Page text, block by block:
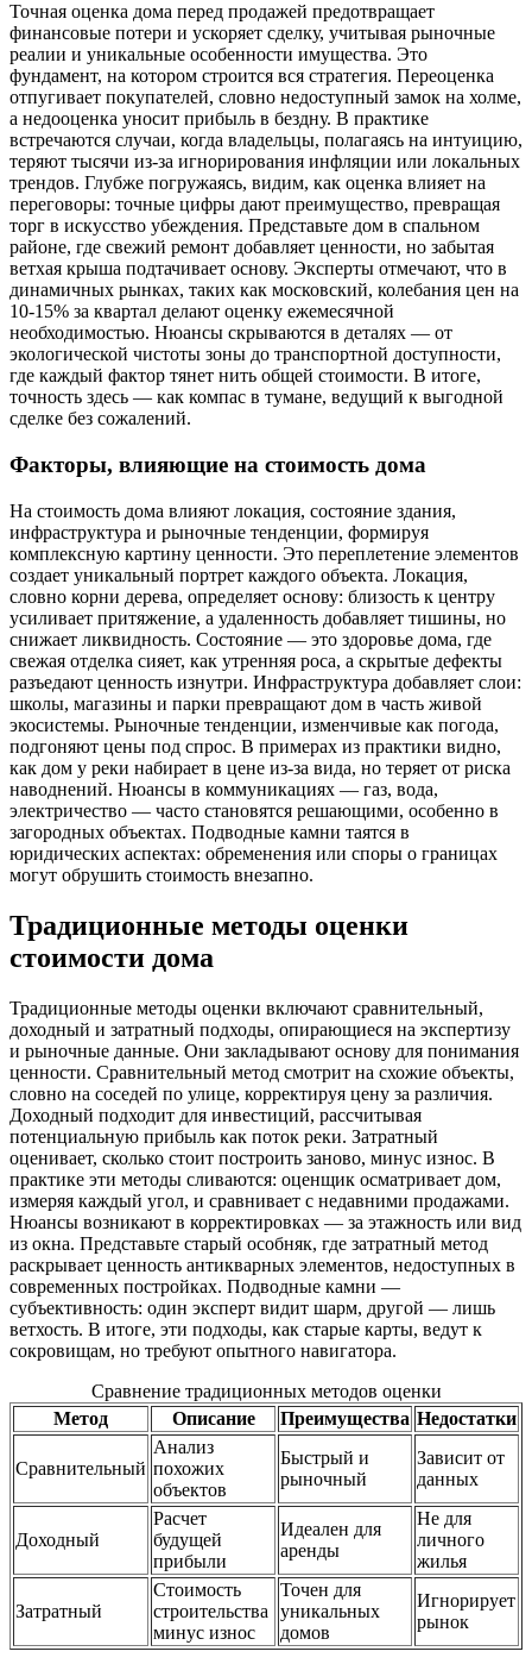
Точная оценка дома перед продажей предотвращает
финансовые потери и ускоряет сделку, учитывая рыночные
реалии и уникальные особенности имущества. Это
фундамент, на котором строится вся стратегия. Переоценка
отпугивает покупателей, словно недоступный замок на холме,
а недооценка уносит прибыль в бездну. В практике
встречаются случаи, когда владельцы, полагаясь на интуицию,
теряют тысячи из-за игнорирования инфляции или локальных
трендов. Глубже погружаясь, видим, как оценка влияет на
переговоры: точные цифры дают преимущество, превращая
торг в искусство убеждения. Представьте дом в спальном
районе, где свежий ремонт добавляет ценности, но забытая
ветхая крыша подтачивает основу. Эксперты отмечают, что в
динамичных рынках, таких как московский, колебания цен на
10-15% за квартал делают оценку ежемесячной
необходимостью. Нюансы скрываются в деталях — от
экологической чистоты зоны до транспортной доступности,
где каждый фактор тянет нить общей стоимости. В итоге,
точность здесь — как компас в тумане, ведущий к выгодной
сделке без сожалений.
Факторы, влияющие на стоимость дома
На стоимость дома влияют локация, состояние здания,
инфраструктура и рыночные тенденции, формируя
комплексную картину ценности. Это переплетение элементов
создает уникальный портрет каждого объекта. Локация,
словно корни дерева, определяет основу: близость к центру
усиливает притяжение, а удаленность добавляет тишины, но
снижает ликвидность. Состояние — это здоровье дома, где
свежая отделка сияет, как утренняя роса, а скрытые дефекты
разъедают ценность изнутри. Инфраструктура добавляет слои:
школы, магазины и парки превращают дом в часть живой
экосистемы. Рыночные тенденции, изменчивые как погода,
подгоняют цены под спрос. В примерах из практики видно,
как дом у реки набирает в цене из-за вида, но теряет от риска
наводнений. Нюансы в коммуникациях — газ, вода,
электричество — часто становятся решающими, особенно в
загородных объектах. Подводные камни таятся в
юридических аспектах: обременения или споры о границах
могут обрушить стоимость внезапно.
Традиционные методы оценки
стоимости дома
Традиционные методы оценки включают сравнительный,
доходный и затратный подходы, опирающиеся на экспертизу
и рыночные данные. Они закладывают основу для понимания
ценности. Сравнительный метод смотрит на схожие объекты,
словно на соседей по улице, корректируя цену за различия.
Доходный подходит для инвестиций, рассчитывая
потенциальную прибыль как поток реки. Затратный
оценивает, сколько стоит построить заново, минус износ. В
практике эти методы сливаются: оценщик осматривает дом,
измеряя каждый угол, и сравнивает с недавними продажами.
Нюансы возникают в корректировках — за этажность или вид
из окна. Представьте старый особняк, где затратный метод
раскрывает ценность антикварных элементов, недоступных в
современных постройках. Подводные камни —
субъективность: один эксперт видит шарм, другой — лишь
ветхость. В итоге, эти подходы, как старые карты, ведут к
сокровищам, но требуют опытного навигатора.
Сравнение традиционных методов оценки
Метод
Описание Преимущества Недостатки
Сравнительный
Анализ
похожих
объектов
Быстрый и
рыночный
Зависит от
данных
Доходный
Расчет
будущей
прибыли
Идеален для
аренды
Не для
личного
жилья
Затратный
Стоимость
строительства
минус износ
Точен для
уникальных
домов
Игнорирует
рынок